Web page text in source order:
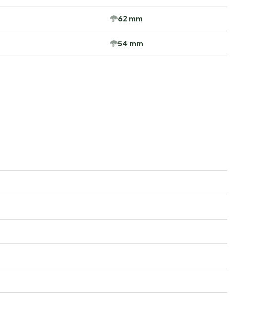
62 mm
54 mm